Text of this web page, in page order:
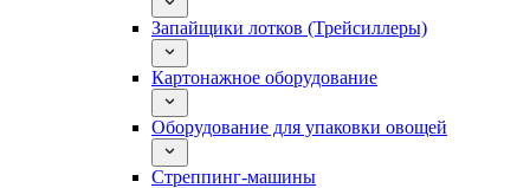
Запайщики лотков (Трейсиллеры)
Картонажное оборудование
Оборудование для упаковки овощей
Стреппинг-машины